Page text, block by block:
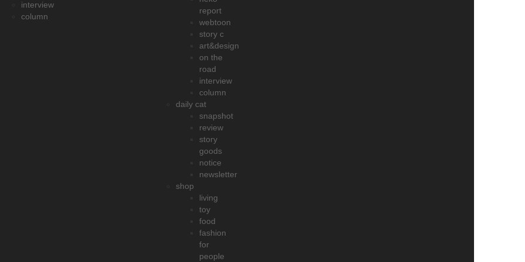
interview
column
report
webtoon
story c
art&design
on the
road
interview
column
daily cat
snapshot
review
story
goods
notice
newsletter
shop
living
toy
food
fashion
for
people